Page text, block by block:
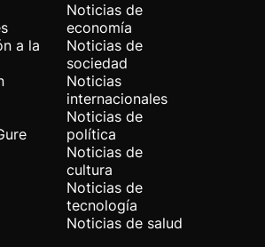
a la
Noticias de
economía
Noticias de
sociedad
Noticias
internacionales
Noticias de
política
Noticias de
cultura
Noticias de
tecnología
Noticias de salud